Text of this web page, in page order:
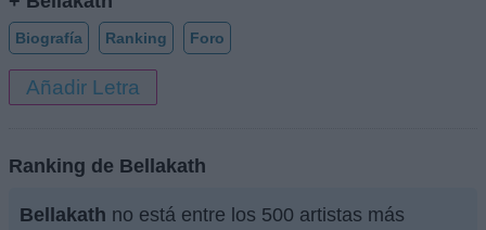
Biografía Ranking Foro
Añadir Letra
Ranking de Bellakath
Bellakath no está entre los 500 artistas más